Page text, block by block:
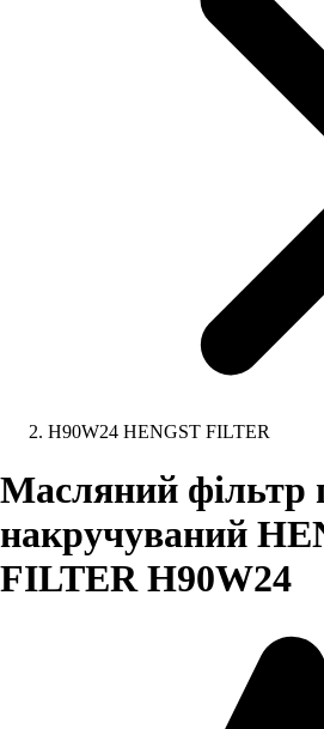
H90W24 HENGST FILTER
Масляний фільтр
накручуваний
FILTER H90W24